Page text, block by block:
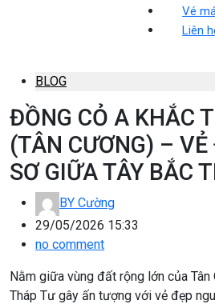
Vé
Liên
BLOG
ĐỒNG CỎ A KHẮC
(TÂN CƯƠNG) – VẺ
SƠ GIỮA TÂY BẮC
BY Cường
29/05/2026 15:33
no comment
Nằm giữa vùng đất rộng lớn của
Tháp Tư gây ấn tượng với vẻ đẹp